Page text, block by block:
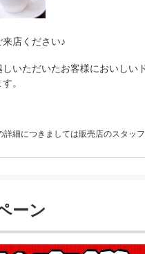
店ください♪
しいただいたお客様においしい
。
細につきましては販売店のスタッフ
ーン